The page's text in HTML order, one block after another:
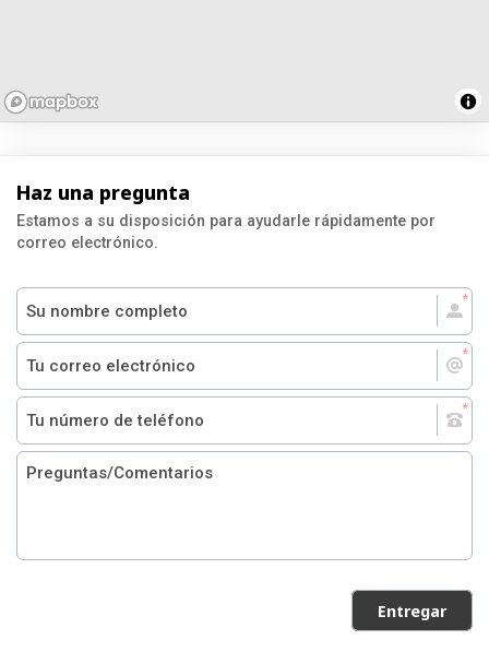
Haz una pregunta
Estamos a su disposición para ayudarle rápidamente por
correo electrónico.
Entregar